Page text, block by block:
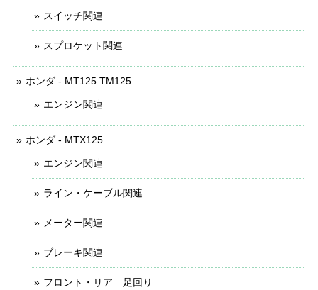
スイッチ関連
スプロケット関連
ホンダ - MT125 TM125
エンジン関連
ホンダ - MTX125
エンジン関連
ライン・ケーブル関連
メーター関連
ブレーキ関連
フロント・リア 足回り